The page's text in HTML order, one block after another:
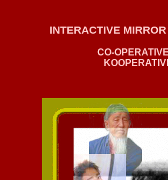
INTERACTIVE
CO-